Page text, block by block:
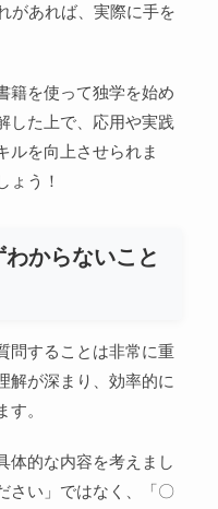
があれば、実際に手を
籍を使って独学を始め
した上で、応用や実践
ルを向上させられま
ょう！
からないこと
問することは非常に重
解が深まり、効率的に
。
体的な内容を考えまし
さい」ではなく、「〇